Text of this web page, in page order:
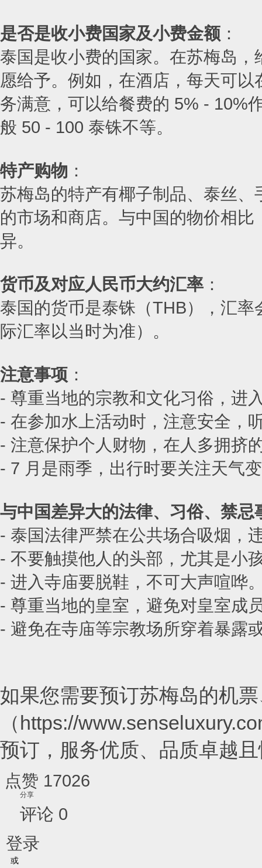
是否是收小费国家及小费金额 ：
泰国是收小费的国家。在苏梅岛
愿给予。例如，在酒店，每天可
务满意，可以给餐费的 5% - 10%
般 50 - 100 泰铢不等。
特产购物 ：
苏梅岛的特产有椰子制品、泰丝
的市场和商店。与中国的物价相
异。
货币及对应人民币大约汇率 ：
泰国的货币是泰铢（THB），汇
际汇率以当时为准）。
注意事项 ：
- 尊重当地的宗教和文化习俗，进
- 在参加水上活动时，注意安全，
- 注意保护个人财物，在人多拥挤
- 7 月是雨季，出行时要关注天气
与中国差异大的法律、习俗、禁忌
- 泰国法律严禁在公共场合吸烟，
- 不要触摸他人的头部，尤其是小
- 进入寺庙要脱鞋，不可大声喧哗
- 尊重当地的皇室，避免对皇室成
- 避免在寺庙等宗教场所穿着暴露
如果您需要预订苏梅岛的机
（https://
预订，服务优质、品质卓越
点赞 17026
分享
评论 0
登录
或